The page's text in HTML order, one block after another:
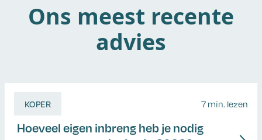
Ons meest recente
advies
KOPER 7 min. lezen
Hoeveel eigen inbreng heb je nodig